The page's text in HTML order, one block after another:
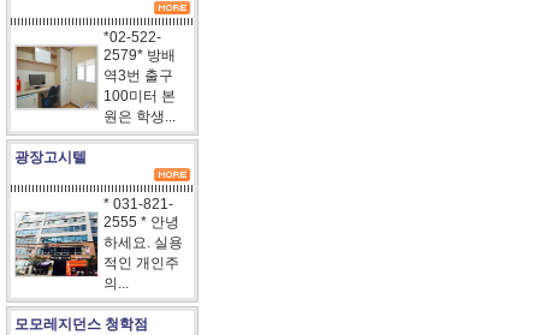
*02-522-
2579* 방배
역3번 출구
100미터 본
원은 학생...
광장고시텔
* 031-821-
2555 * 안녕
하세요. 실용
적인 개인주
의...
모모레지던스 청학점